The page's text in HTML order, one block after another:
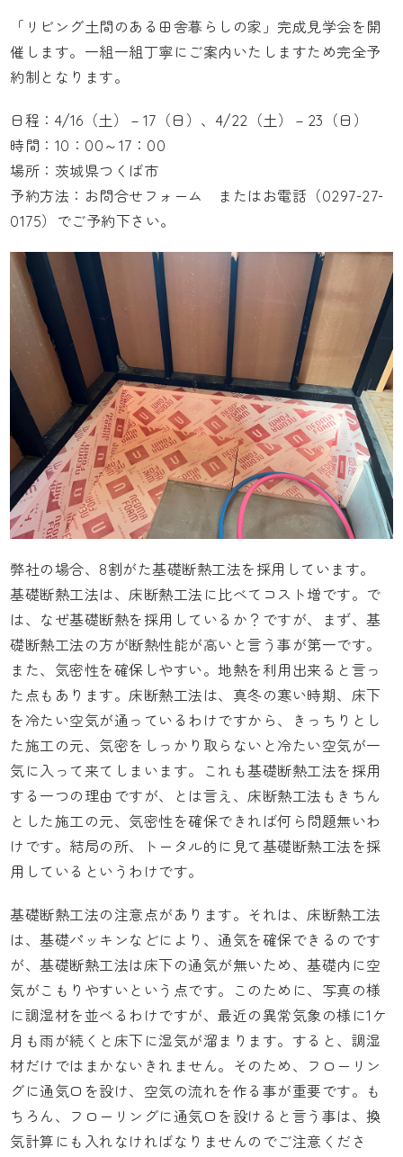
「リビング土間のある田舎暮らしの家」完成見学会を開
催します。一組一組丁寧にご案内いたしますため完全予
約制となります。
日程：4/16（土）－17（日）、4/22（土）－23（日）
時間：10：00～17：00
場所：茨城県つくば市
予約方法： お問合せフォーム
またはお電話（0297-27-
0175）でご予約下さい。
弊社の場合、8割がた基礎断熱工法を採用しています。
基礎断熱工法は、床断熱工法に比べてコスト増です。で
は、なぜ基礎断熱を採用しているか？ですが、まず、基
礎断熱工法の方が断熱性能が高いと言う事が第一です。
また、気密性を確保しやすい。地熱を利用出来ると言っ
た点もあります。床断熱工法は、真冬の寒い時期、床下
を冷たい空気が通っているわけですから、きっちりとし
た施工の元、気密をしっかり取らないと冷たい空気が一
気に入って来てしまいます。これも基礎断熱工法を採用
する一つの理由ですが、とは言え、床断熱工法もきちん
とした施工の元、気密性を確保できれば何ら問題無いわ
けです。結局の所、トータル的に見て基礎断熱工法を採
用しているというわけです。
基礎断熱工法の注意点があります。それは、床断熱工法
は、基礎パッキンなどにより、通気を確保できるのです
が、基礎断熱工法は床下の通気が無いため、基礎内に空
気がこもりやすいという点です。このために、写真の様
に調湿材を並べるわけですが、最近の異常気象の様に1ケ
月も雨が続くと床下に湿気が溜まります。すると、調湿
材だけではまかないきれません。そのため、フローリン
グに通気口を設け、空気の流れを作る事が重要です。も
ちろん、フローリングに通気口を設けると言う事は、換
気計算にも入れなければなりませんのでご注意くださ